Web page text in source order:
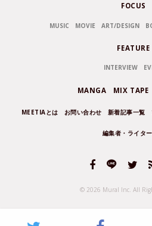
FOCUS
MUSIC MOVIE ART/DESIGN
FEATURE
INTERVIEW
MANGA MIX TAPE
MEETIAとは お問い合わせ 新着記事一覧
編集者・ライタ
© 2026 Mural Inc. All